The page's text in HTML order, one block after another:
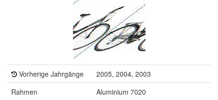
Vorherige Jahrgänge
2005, 2004, 2003
Rahmen
Aluminium 7020